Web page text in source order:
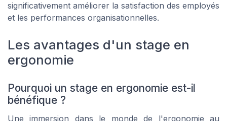
significativement améliorer la satisfaction des employés
et les performances organisationnelles.
Les avantages d'un stage en
ergonomie
Pourquoi un stage en ergonomie est-il
bénéfique ?
Une immersion dans le monde de l'ergonomie au